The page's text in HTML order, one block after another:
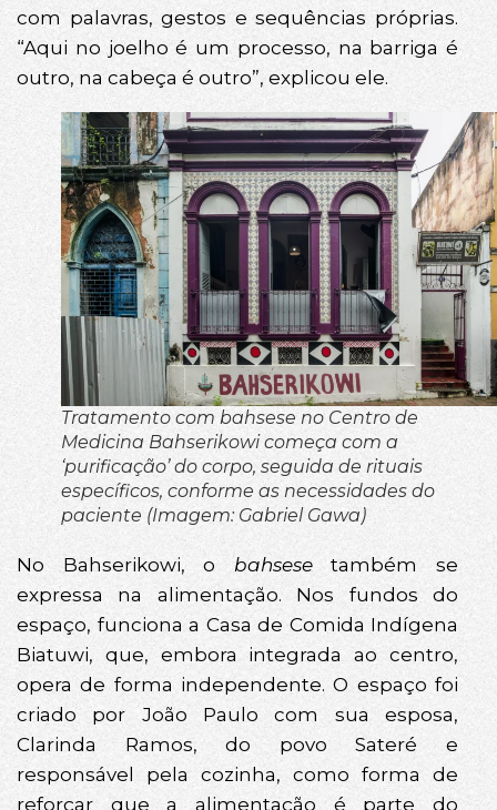
com palavras, gestos e sequências próprias.
“Aqui no joelho é um processo, na barriga é
outro, na cabeça é outro”, explicou ele.
Tratamento com bahsese no Centro de
Medicina Bahserikowi começa com a
‘purificação’ do corpo, seguida de rituais
específicos, conforme as necessidades do
paciente (Imagem: Gabriel Gawa)
No Bahserikowi, obahsesetambém se
expressa na alimentação. Nos fundos do
espaço, funciona a Casa de Comida Indígena
Biatuwi, que, embora integrada ao centro,
opera de forma independente. O espaço foi
criado por João Paulo com sua esposa,
Clarinda Ramos, do povo Sateré e
responsável pela cozinha, como forma de
reforçar que a alimentação é parte do